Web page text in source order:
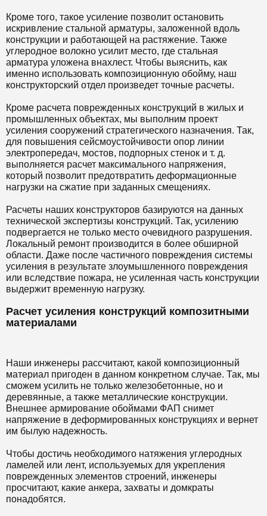
Кроме того, такое усиление позволит остановить
искривление стальной арматуры, заложенной вдоль
конструкции и работающей на растяжение. Также
углеродное волокно усилит место, где стальная
арматура уложена внахлест. Чтобы выяснить, как
именно использовать композиционную обойму, наш
конструкторский отдел произведет точные расчеты.
Кроме расчета поврежденных конструкций в жилых и
промышленных объектах, мы выполним проект
усиления сооружений стратегического назначения. Так,
для повышения сейсмоустойчивости опор линии
электропередач, мостов, подпорных стенок и т. д.
выполняется расчет максимального напряжения,
который позволит предотвратить деформационные
нагрузки на сжатие при заданных смещениях.
Расчеты наших конструкторов базируются на данных
технической экспертизы конструкций. Так, усилению
подвергается не только место очевидного разрушения.
Локальный ремонт производится в более обширной
области. Даже после частичного повреждения системы
усиления в результате злоумышленного повреждения
или вследствие пожара, не усиленная часть конструкции
выдержит временную нагрузку.
Расчет усиления конструкций композитными
материалами
Наши инженеры рассчитают, какой композиционный
материал пригоден в данном конкретном случае. Так, мы
сможем усилить не только железобетонные, но и
деревянные, а также металлические конструкции.
Внешнее армирование обоймами ФАП снимет
напряжение в деформированных конструкциях и вернет
им былую надежность.
Чтобы достичь необходимого натяжения углеродных
ламелей или лент, используемых для укрепления
поврежденных элементов строений, инженеры
просчитают, какие анкера, захваты и домкраты
понадобятся.